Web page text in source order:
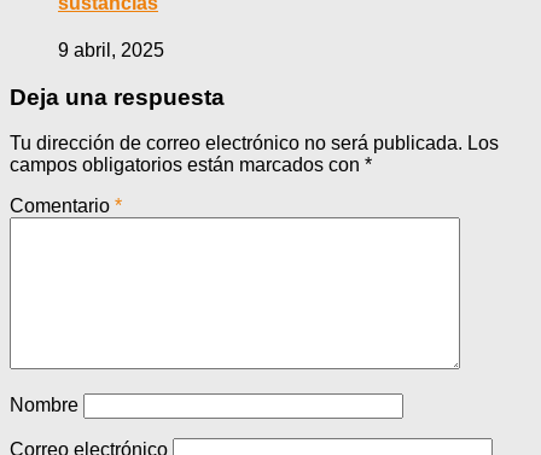
9 abril, 2025
Deja una respuesta
Tu dirección de correo electrónico no será publicada. Los
campos obligatorios están marcados con *
Comentario *
Nombre
Correo electrónico